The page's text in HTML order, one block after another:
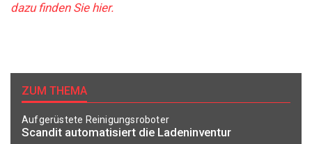
dazu finden Sie hier.
ZUM THEMA
Aufgerüstete Reinigungsroboter
Scandit automatisiert die Ladeninventur